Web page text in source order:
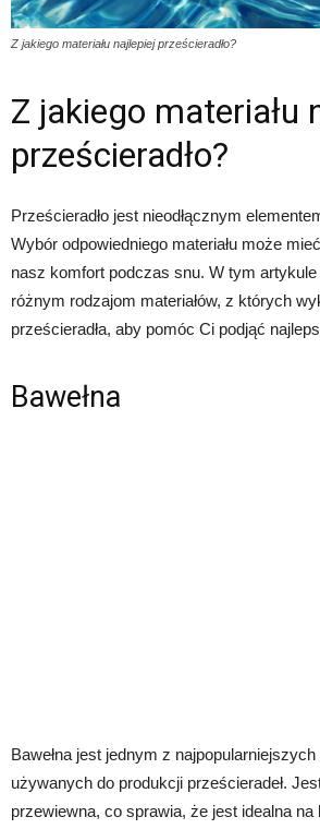
Z jakiego materiału najlepiej prześcieradło?
Z jakiego materiału
prześcieradło?
Prześcieradło jest nieodłącznym
Wybór odpowiedniego materiału może
nasz komfort podczas snu. W tym
różnym rodzajom materiałów, z których
prześcieradła, aby pomóc Ci podjąć
Bawełna
Bawełna jest jednym z najpopularniejszych
używanych do produkcji prześcieradeł.
przewiewna, co sprawia, że jest idealna na